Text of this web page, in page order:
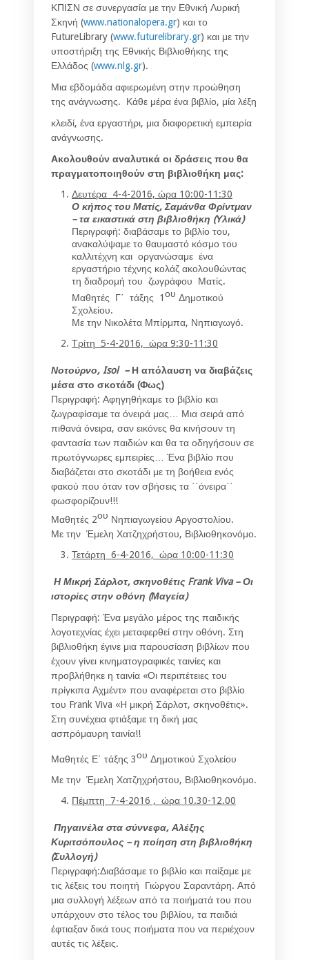
ΚΠΙΣΝ σε συνεργασία με την Εθνική Λυρική
Σκηνή (www.nationalopera.gr) και το
FutureLibrary (www.futurelibrary.gr) και με την
υποστήριξη της Εθνικής Βιβλιοθήκης της
Ελλάδος (www.nlg.gr).
Μια εβδομάδα αφιερωμένη στην προώθηση
της ανάγνωσης. Κάθε μέρα ένα βιβλίο, μία λέξη
κλειδί, ένα εργαστήρι, μια διαφορετική εμπειρία
ανάγνωσης.
Ακολουθούν αναλυτικά οι δράσεις που θα
πραγματοποιηθούν στη βιβλιοθήκη μας:
Δευτέρα 4-4-2016, ώρα 10:00-11:30
Ο κήπος του Ματίς, Σαμάνθα Φρίντμαν
– τα εικαστικά στη βιβλιοθήκη (Υλικά)
Περιγραφή: διαβάσαμε το βιβλίο του,
ανακαλύψαμε το θαυμαστό κόσμο του
καλλιτέχνη και οργανώσαμε ένα
εργαστήριο τέχνης κολάζ ακολουθώντας
τη διαδρομή του ζωγράφου Ματίς.
Μαθητές Γ΄ τάξης 1ου Δημοτικού
Σχολείου.
Με την Νικολέτα Μπίρμπα, Νηπιαγωγό.
Τρίτη 5-4-2016, ώρα 9:30-11:30
Νοτούρνο, Isol – Η απόλαυση να διαβάζεις
μέσα στο σκοτάδι (Φως)
Περιγραφή: Αφηγηθήκαμε το βιβλίο και
ζωγραφίσαμε τα όνειρά μας… Μια σειρά από
πιθανά όνειρα, σαν εικόνες θα κινήσουν τη
φαντασία των παιδιών και θα τα οδηγήσουν σε
πρωτόγνωρες εμπειρίες… Ένα βιβλίο που
διαβάζεται στο σκοτάδι με τη βοήθεια ενός
φακού που όταν τον σβήσεις τα ΄΄όνειρα΄΄
φωσφορίζουν!!!
Μαθητές 2ου Νηπιαγωγείου Αργοστολίου.
Με την Έμελη Χατζηχρήστου, Βιβλιοθηκονόμο.
Τετάρτη 6-4-2016, ώρα 10:00-11:30
Η Μικρή Σάρλοτ, σκηνοθέτις Frank Viva – Οι
ιστορίες στην οθόνη (Μαγεία)
Περιγραφή: Ένα μεγάλο μέρος της παιδικής
λογοτεχνίας έχει μεταφερθεί στην οθόνη. Στη
βιβλιοθήκη έγινε μια παρουσίαση βιβλίων που
έχουν γίνει κινηματογραφικές ταινίες και
προβλήθηκε η ταινία «Οι περιπέτειες του
πρίγκιπα Αχμέντ» που αναφέρεται στο βιβλίο
του Frank Viva «H μικρή Σάρλοτ, σκηνοθέτις».
Στη συνέχεια φτιάξαμε τη δική μας
ασπρόμαυρη ταινία!!
Μαθητές Ε΄ τάξης 3ου Δημοτικού Σχολείου
Με την Έμελη Χατζηχρήστου, Βιβλιοθηκονόμο.
Πέμπτη 7-4-2016 , ώρα 10.30-12.00
Πηγαινέλα στα σύννεφα, Αλέξης
Κυριτσόπουλος – η ποίηση στη βιβλιοθήκη
(Συλλογή)
Περιγραφή:Διαβάσαμε το βιβλίο και παίξαμε με
τις λέξεις του ποιητή Γιώργου Σαραντάρη. Από
μια συλλογή λέξεων από τα ποιήματά του που
υπάρχουν στο τέλος του βιβλίου, τα παιδιά
έφτιαξαν δικά τους ποιήματα που να περιέχουν
αυτές τις λέξεις.